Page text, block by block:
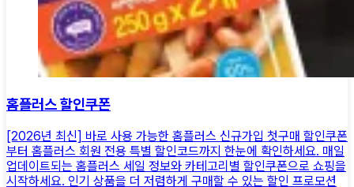
홈플러스 할인쿠폰
[2026년 최신] 바로 사용 가능한 홈플러스 신규가입 첫구매 할인쿠폰
부터 홈플러스 회원 전용 특별 할인코드까지 한눈에 확인하세요. 매일
업데이트되는 홈플러스 세일 정보와 카테고리별 할인쿠폰으로 쇼핑을
시작하세요. 인기 상품을 더 저렴하게 구매할 수 있는 할인 프로모션